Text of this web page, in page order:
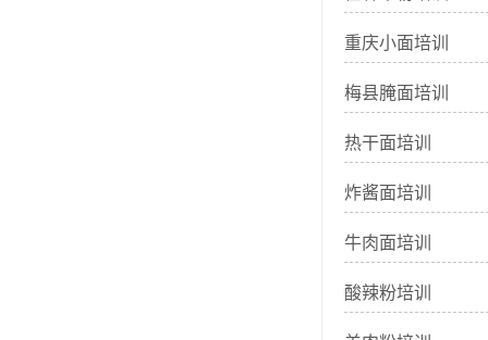
重庆小面培训
梅县腌面培训
热干面培训
炸酱面培训
牛肉面培训
酸辣粉培训